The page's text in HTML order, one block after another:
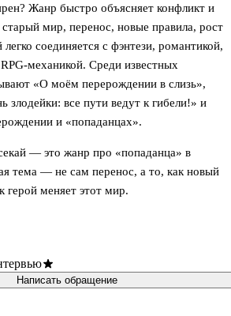
Жанр быстро объясняет конфликт и
мир, перенос, новые правила, рост
соединяется с фэнтези, романтикой,
механикой. Среди известных
«О моём перерождении в слизь»,
все пути ведут к гибели!» и
и «попаданцах».
— это жанр про «попаданца» в
тема — не сам перенос, а то, как новый
герой меняет этот мир.
Написать обращение